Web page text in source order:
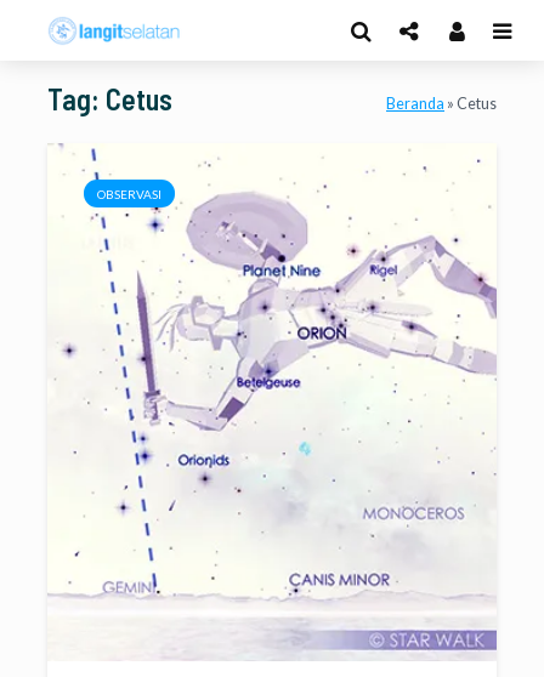
Tag: Cetus Beranda » Cetus
OBSERVASI